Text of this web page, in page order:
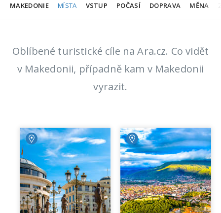
MAKEDONIE MÍSTA POČASÍ DOPRAVA
VSTUP MĚNA
Oblíbené turistické cíle na Ara.cz. Co vidět
v Makedonii, případně kam v Makedonii
vyrazit.